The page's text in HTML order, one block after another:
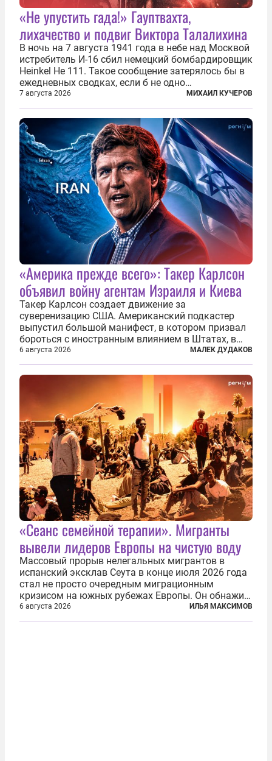
«Не упустить гада!» Гауптвахта,
лихачество и подвиг Виктора Талалихина
В ночь на 7 августа 1941 года в небе над Москвой
истребитель И-16 сбил немецкий бомбардировщик
Heinkel He 111. Такое сообщение затерялось бы в
ежедневных сводках, если б не одно
обстоятельство. Это был один из первых в
истории отечественной авиации ночных таранов.
У пилота — младшего лейтенанта...
7 августа 2026 МИХАИЛ КУЧЕРОВ
«Америка прежде всего»: Такер Карлсон
объявил войну агентам Израиля и Киева
Такер Карлсон создает движение за
суверенизацию США. Американский подкастер
выпустил большой манифест, в котором призвал
бороться с иностранным влиянием в Штатах, в
первую очередь имея в виду Израиль. А также
прекратить заморские войны, выплатить
репарации Ирану, остановить прием мигрантов...
6 августа 2026 МАЛЕК ДУДАКОВ
«Сеанс семейной терапии». Мигранты
вывели лидеров Европы на чистую воду
Массовый прорыв нелегальных мигрантов в
испанский эксклав Сеута в конце июля 2026 года
стал не просто очередным миграционным
кризисом на южных рубежах Европы. Он обнажил
фундаментальный раскол внутри Евросоюза,
продемонстрировав, что десятилетиями
6 августа 2026 ИЛЬЯ МАКСИМОВ